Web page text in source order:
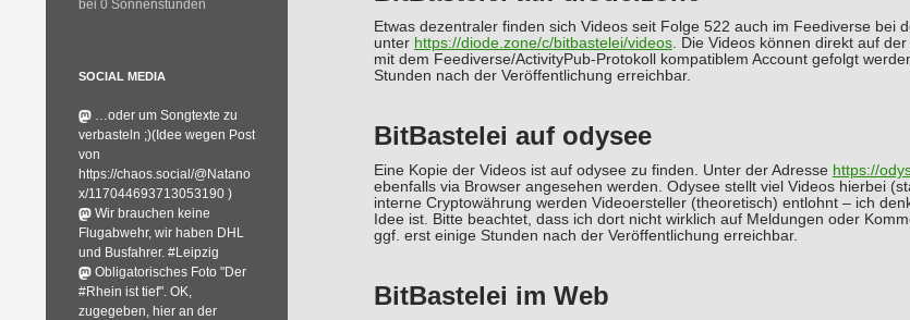
Etwas dezentraler finden sich Videos seit Folge 522 auch im Feediverse bei
unter https://diode.zone/c/bitbastelei/videos. Die Videos können direkt auf
mit dem Feediverse/ActivityPub-Protokoll kompatiblem Account gefolgt
Stunden nach der Veröffentlichung erreichbar.
BitBastelei auf odysee
Eine Kopie der Videos ist auf odysee zu finden. Unter der Adresse https://
ebenfalls via Browser angesehen werden. Odysee stellt viel Videos hierbei
interne Cryptowährung werden Videoersteller (theoretisch) entlohnt – ich
Idee ist. Bitte beachtet, dass ich dort nicht wirklich auf Meldungen oder
ggf. erst einige Stunden nach der Veröffentlichung erreichbar.
BitBastelei im Web
bei 0 Sonnenstunden
SOCIAL MEDIA
…oder um Songtexte zu
verbasteln ;)(Idee wegen Post
von
https://chaos.social/@Natano
x/117044693713053190 )
Wir brauchen keine
Flugabwehr, wir haben DHL
und Busfahrer. #Leipzig
Obligatorisches Foto "Der
#Rhein ist tief". OK,
zugegeben, hier an der